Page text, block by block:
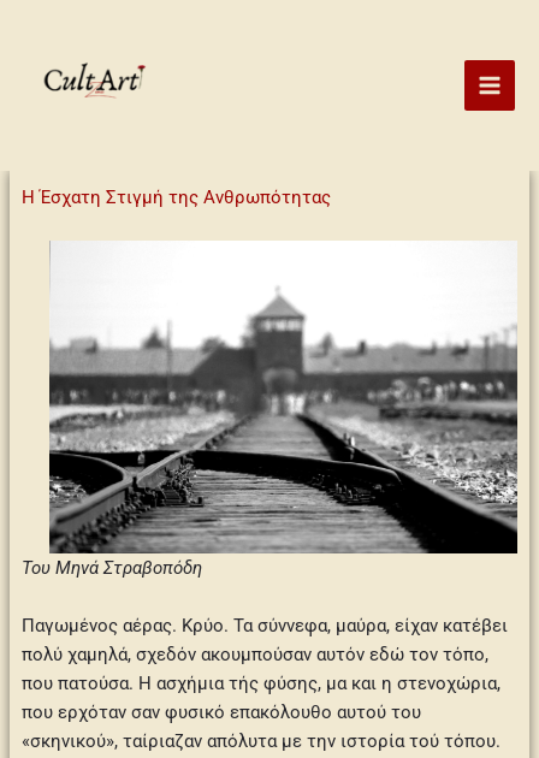
content
Η Έσχατη Στιγμή της Ανθρωπότητας
ΤουΜηνά Στραβοπόδη
Παγωμένος αέρας. Κρύο. Τα σύννεφα, μαύρα, είχαν κατέβει
πολύ χαμηλά, σχεδόν ακουμπούσαν αυτόν εδώ τον τόπο,
που πατούσα. Η ασχήμια τής φύσης, μα και η στενοχώρια,
που ερχόταν σαν φυσικό επακόλουθο αυτού του
«σκηνικού», ταίριαζαν απόλυτα με την ιστορία τού τόπου.